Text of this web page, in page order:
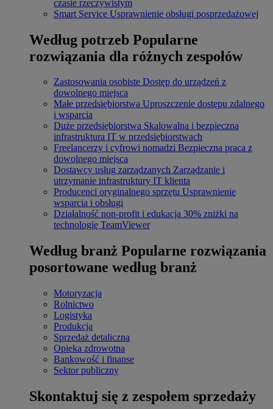
czasie rzeczywistym
Smart Service Usprawnienie obsługi posprzedażowej
Według potrzeb Popularne
rozwiązania dla różnych zespołów
Zastosowania osobiste Dostęp do urządzeń z
dowolnego miejsca
Małe przedsiębiorstwa Uproszczenie dostępu zdalnego
i wsparcia
Duże przedsiębiorstwa Skalowalna i bezpieczna
infrastruktura IT w przedsiębiorstwach
Freelancerzy i cyfrowi nomadzi Bezpieczna praca z
dowolnego miejsca
Dostawcy usług zarządzanych Zarządzanie i
utrzymanie infrastruktury IT klienta
Producenci oryginalnego sprzętu Usprawnienie
wsparcia i obsługi
Działalność non-profit i edukacja 30% zniżki na
technologię TeamViewer
Według branż Popularne rozwiązania
posortowane według branż
Motoryzacja
Rolnictwo
Logistyka
Produkcja
Sprzedaż detaliczna
Opieka zdrowotna
Bankowość i finanse
Sektor publiczny
Skontaktuj się z zespołem sprzedaży